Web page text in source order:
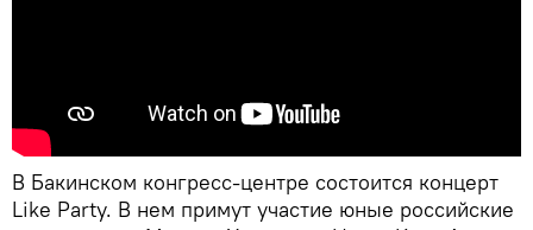
В Бакинском конгресс-центре состоится концерт
Like Party. В нем примут участие юные российские